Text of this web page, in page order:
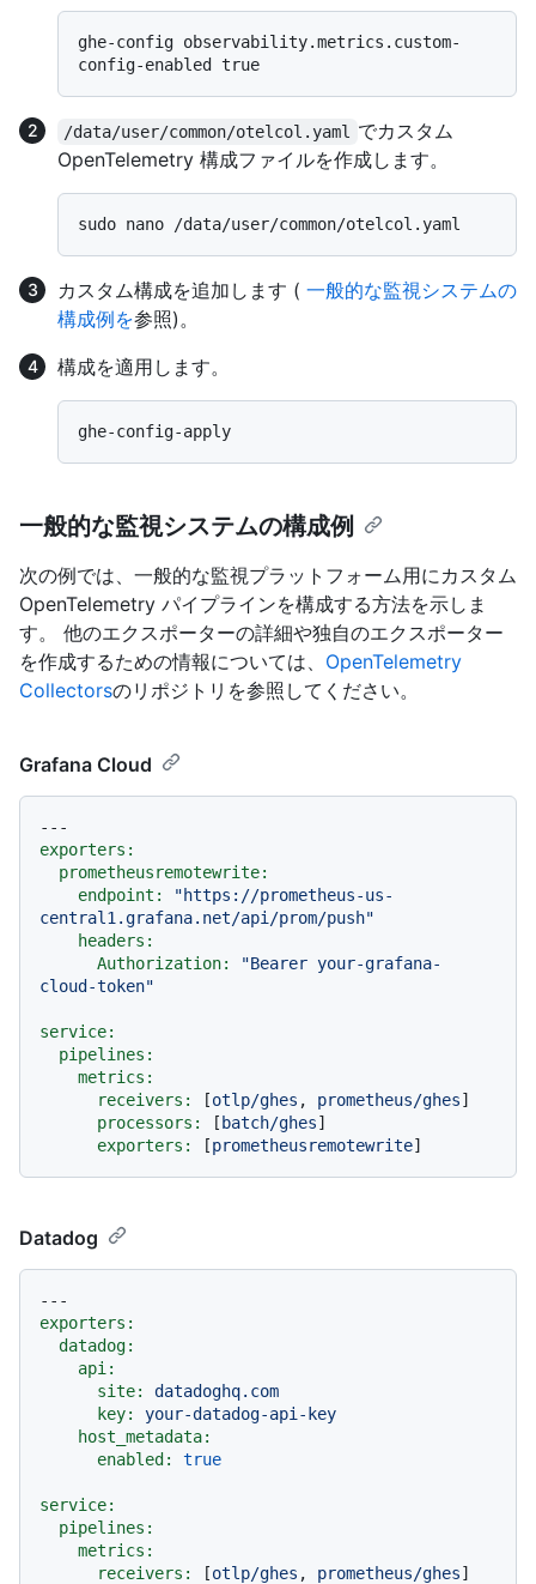
ghe-config observability.metrics.custom-
/data/user/common/otelcol.yaml
でカスタム
OpenTelemetry 構成ファイルを作成します。
カスタム構成を追加します ( 一般的な監視システムの
構成例を参照)。
構成を適用します。
一般的な監視システムの構成例
次の例では、一般的な監視プラットフォーム用にカスタム
OpenTelemetry パイプラインを構成する方法を示しま
す。 他のエクスポーターの詳細や独自のエクスポーター
を作成するための情報については、 OpenTelemetry
Collectorsのリポジトリを参照してください。
Grafana Cloud
---
exporters:
prometheusremotewrite:
endpoint:
"https://prometheus-us-
central1.grafana.net/api/prom/push"
headers:
Authorization:
"Bearer your-grafana-
cloud-token"
service:
pipelines:
metrics:
receivers:
[otlp/ghes , prometheus/ghes]
processors:
[ batch/ghes]
exporters:
[prometheusremotewrite
Datadog
---
exporters:
datadog:
api:
site:
datadoghq.com
key:
your-datadog-api-key
host_metadata:
enabled:
true
service:
pipelines:
metrics:
receivers:
[otlp/ghes , prometheus/ghes]